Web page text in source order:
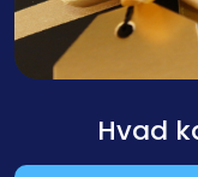
Hvad